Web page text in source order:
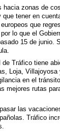
zonas de
tener en
que
lo que el
15 de junio.
Tráfico tiene
Loja,
en el
mejores rutas
las
Tráfico